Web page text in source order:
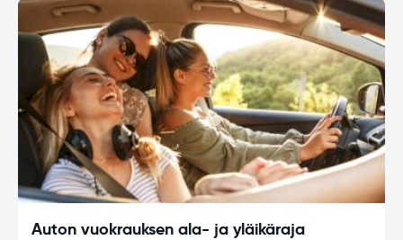
Auton vuokrauksen ala- ja yläikäraja